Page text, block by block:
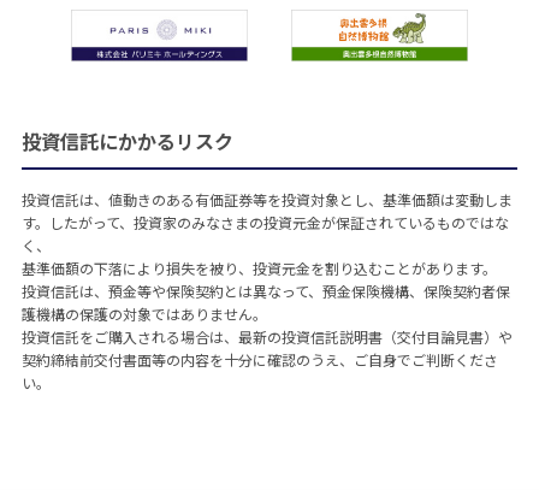
投資信託にかかるリスク
投資信託は、値動きのある有価証券等を投資対象とし、基準価額は変動しま
す。したがって、投資家のみなさまの投資元金が保証されているものではな
く、
基準価額の下落により損失を被り、投資元金を割り込むことがあります。
投資信託は、預金等や保険契約とは異なって、預金保険機構、保険契約者保
護機構の保護の対象ではありません。
投資信託をご購入される場合は、最新の投資信託説明書（交付目論見書）や
契約締結前交付書面等の内容を十分に確認のうえ、ご自身でご判断くださ
い。